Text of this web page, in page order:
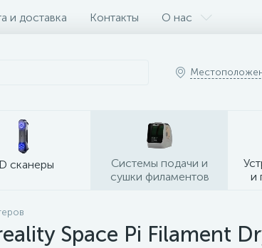
и доставка Контакты О нас
сканеры
Системы подачи и
сушки филаментов
и
Space Pi Filament